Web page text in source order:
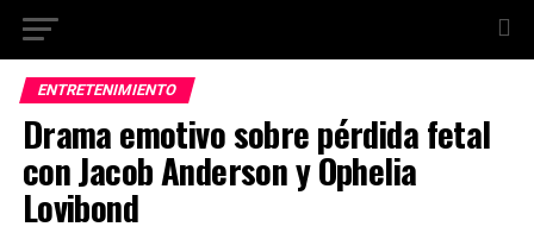
ENTRETENIMIENTO
Drama emotivo sobre pérdida fetal
con Jacob Anderson y Ophelia
Lovibond